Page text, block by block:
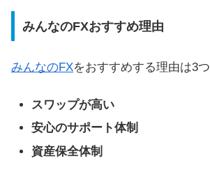
みんなのFXおすすめ理由
みんなのFXをおすすめする理由は3つ
スワップが高い
安心のサポート体制
資産保全体制